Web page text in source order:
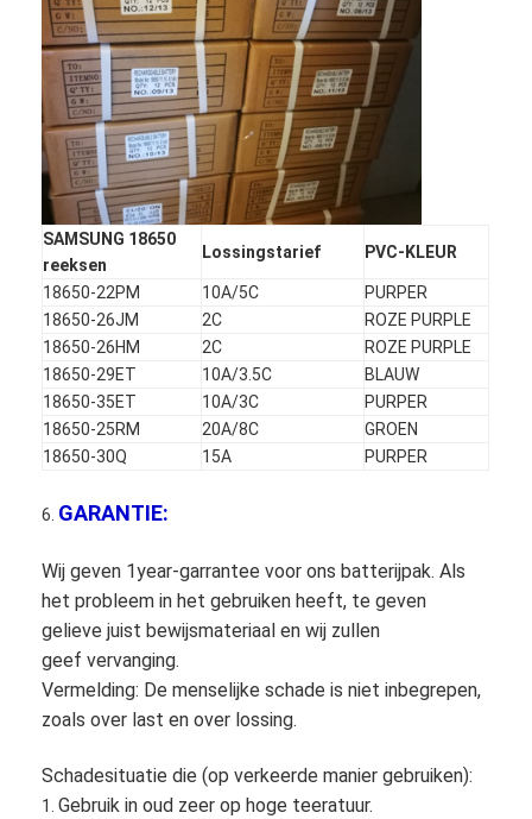
SAMSUNG 18650
reeksen
Lossingstarief PVC-KLEUR
18650-22PM 10A/5C
PURPER
18650-26JM
2C
ROZE PURPLE
18650-26HM
2C
ROZE PURPLE
18650-29ET
10A/3.5C
BLAUW
18650-35ET
10A/3C
PURPER
18650-25RM
20A/8C
GROEN
18650-30Q
15A PURPER
6. GARANTIE:
Wij geven 1year-garrantee voor ons batterijpak. Als
het probleem in het gebruiken heeft, te geven
gelieve juist bewijsmateriaal en wij zullen
geef vervanging.
Vermelding: De menselijke schade is niet inbegrepen,
zoals over last en over lossing.
Schadesituatie die (op verkeerde manier gebruiken):
1.Gebruik in oud zeer op hoge teeratuur.